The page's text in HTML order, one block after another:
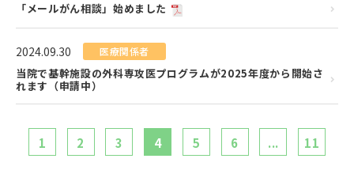
「メールがん相談」始めました
2024.09.30 医療関係者
当院で基幹施設の外科専攻医プログラムが2025年度から開始さ
れます（申請中）
1 2 3 4 5 6 ... 11